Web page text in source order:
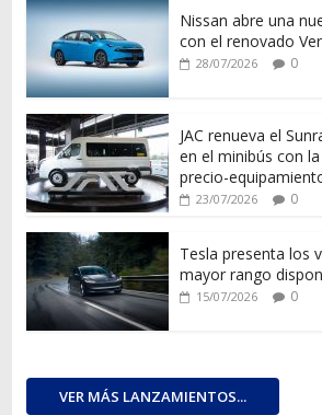
Nissan abre una
con el renovado
28/07/2026 0
JAC renueva el
en el minibús con
precio-
23/07/2026 0
Tesla presenta los
mayor rango
15/07/2026 0
VER MÁS LANZAMIENTOS...